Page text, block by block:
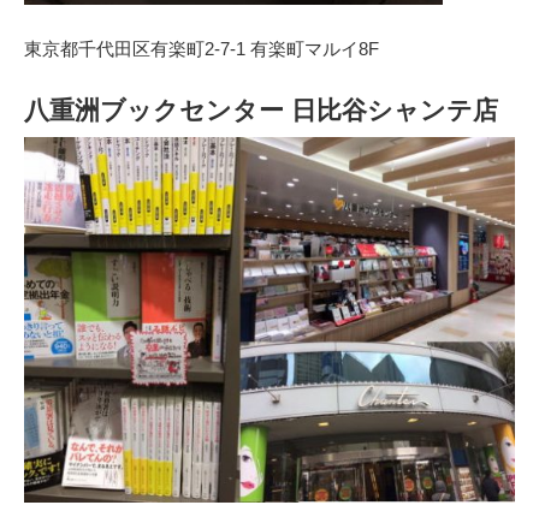
東京都千代田区有楽町2-7-1 有楽町マルイ8F
八重洲ブックセンター 日比谷シャンテ店